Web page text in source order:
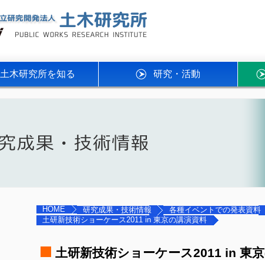
土木研究所を知る 研究・活動
HOME 研究成果・技術情報
各種イベントでの発表資料
土研新技術ショーケース2011 in 東京の講演資料
土研新技術ショーケース2011 in 東